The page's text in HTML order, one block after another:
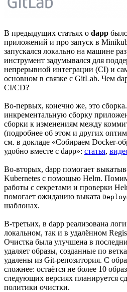
В предыдущих статьях о dapp
приложений и про запуск в
запускался локально на машине
инструмент задумывался для
непрерывной интеграции (CI) и
основном в связке с GitLab. Чем
CI/CD?
Во-первых, конечно же, это
инкрементальную сборку
сборки к изменениям между
(подробнее об этом и других
см. в докладе «Собираем Docker-
удобно вместе с dapp»: статья,
Во-вторых, dapp помогает
Kubernetes с помощью Helm.
работы с секретами и проверки
помогает ожиданию выката
шаблонах.
В-третьих, в dapp реализована
локальном, так и в удалённом
Очистка была улучшена в
удаляет образы, созданные по
удалены из Git-репозитория. С
сложнее: остаётся не более 10
следующих версиях планируется
политики очистки.